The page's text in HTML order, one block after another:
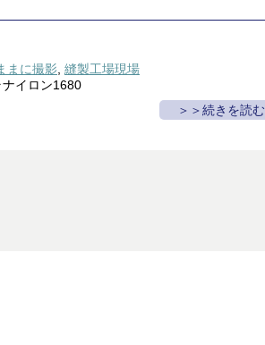
まに撮影 縫製工場現場
イロン1680
＞続きを読む